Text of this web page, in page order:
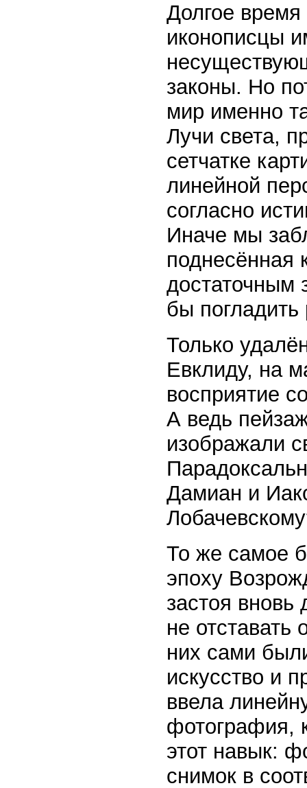
Долгое
иконописцы
законы. Но
мир именно
Лучи света,
сетчатке
линейной
согласно
Иначе мы
поднесённая
достаточным
бы
Только
Евклиду, на
восприятие
А ведь
изображали
Дамиан и
То же самое
эпоху
застоя
не отставать
них сами
искусство и
ввела
фотография,
этот навык:
снимок в